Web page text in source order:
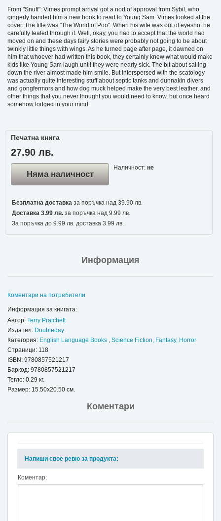
From "Snuff": Vimes prompt arrival got a nod of approval from Sybil, who
gingerly handed him a new book to read to Young Sam. Vimes looked at the
cover. The title was "The World of Poo". When his wife was out of eyeshot he
carefully leafed through it. Well, okay, you had to accept that the world had
moved on and these days fairy stories were probably not going to be about
twinkly little things with wings. As he turned page after page, it dawned on
him that whoever had written this book, they certainly knew what would make
kids like Young Sam laugh until they were nearly sick. The bit about sailing
down the river almost made him smile. But interspersed with the scatology
was actually quite interesting stuff about septic tanks and dunnakin divers
and gongfermors and how dog muck helped make the very best leather, and
other things that you never thought you would need to know, but once heard
somehow lodged in your mind.
Печатна книга
27.90 лв.
Няма наличност
Наличност: не
Безплатна доставказа поръчка над 39.90 лв.
Доставка 3.99 лв.за поръчка над 9.99 лв.
За поръчка до 9.99 лв. доставка 3.99 лв.
Информация
Коментари на потребители
Информация за книгата:
Автор: Terry Pratchett
Издател: Doubleday
Категория: English Language Books , Science Fiction, Fantasy, Horror
Страници: 118
ISBN: 9780857521217
Баркод: 9780857521217
Тегло: 0.29 кг.
Размер: 15.50x20.50 см.
Коментари
Напиши свое ревю за продукта:
Коментар: